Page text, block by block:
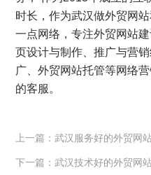
时长，作为武汉做外贸网
一点网络，专注外贸网站
页设计与制作、推广与营
广、外贸网站托管等网络
的客服。
上一篇：武汉服务好的外贸网
下一篇：武汉技术好的外贸网